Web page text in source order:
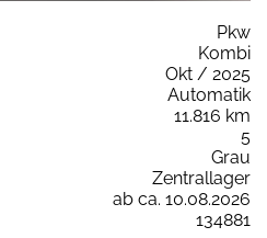
Pkw
Kombi
Okt / 2025
Automatik
11.816 km
5
Grau
Zentrallager
ab ca. 10.08.2026
134881